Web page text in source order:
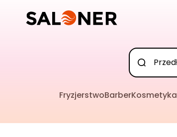
FryzjerstwoBarberKosmetyka